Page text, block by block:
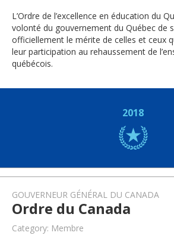
L’Ordre de l’excellence en éducation du
volonté du gouvernement du Québec de
officiellement le mérite de celles et ceux
leur participation au rehaussement de
québécois.
2018
GOUVERNEUR GÉNÉRAL DU CANADA
Ordre du Canada
Category: Membre